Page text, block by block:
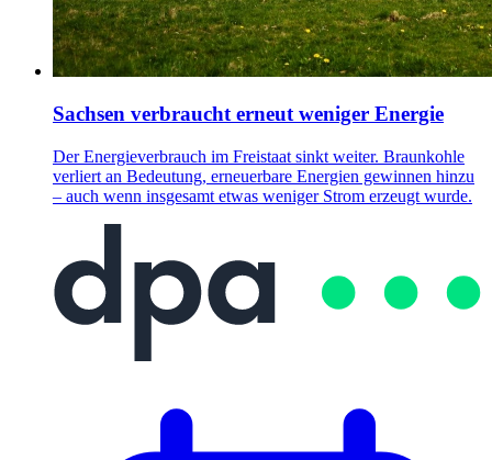
Sachsen verbraucht erneut weniger Energie
Der Energieverbrauch im Freistaat sinkt weiter. Braunkohle
verliert an Bedeutung, erneuerbare Energien gewinnen hinzu
– auch wenn insgesamt etwas weniger Strom erzeugt wurde.